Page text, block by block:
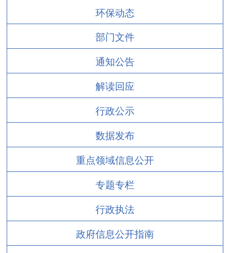
环保动态
部门文件
通知公告
解读回应
行政公示
数据发布
重点领域信息公开
专题专栏
行政执法
政府信息公开指南